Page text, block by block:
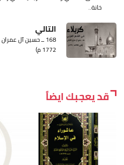
خانة..
التالي
1772 م)
قد يعجبك ايضاً